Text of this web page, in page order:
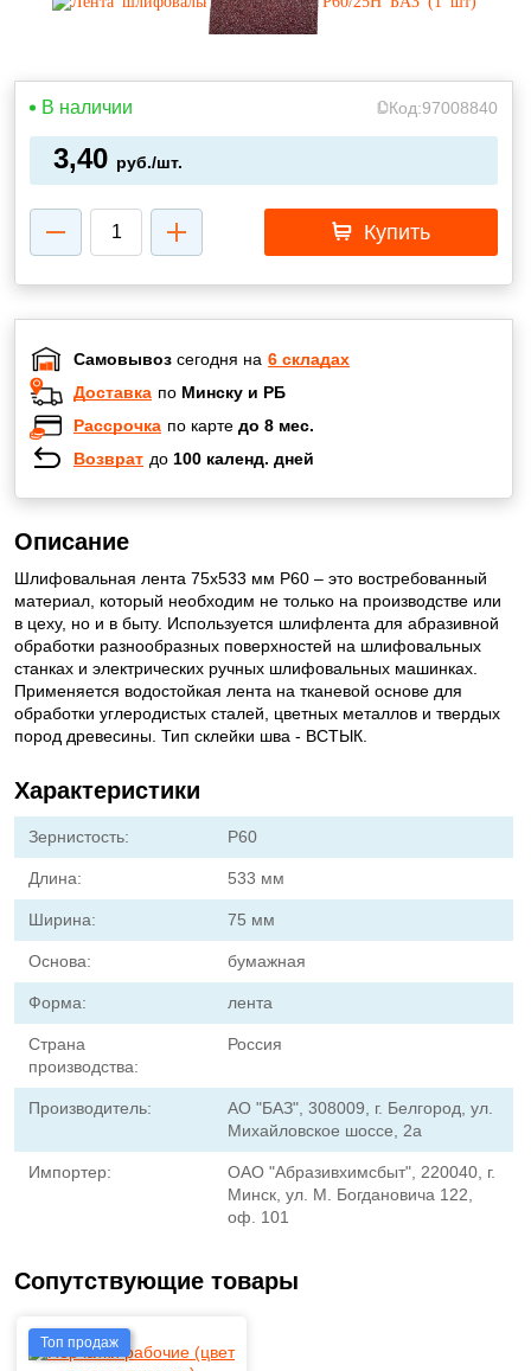
В наличии Код:97008840
3,40 руб./шт.
Купить
Самовывоз сегодня на 6 складах
Доставка по Минску и РБ
Рассрочка по карте до 8 мес.
Возврат до 100 календ. дней
Описание
Шлифовальная лента 75х533 мм Р60 – это востребованный
материал, который необходим не только на производстве или
в цеху, но и в быту. Используется шлифлента для абразивной
обработки разнообразных поверхностей на шлифовальных
станках и электрических ручных шлифовальных машинках.
Применяется водостойкая лента на тканевой основе для
обработки углеродистых сталей, цветных металлов и твердых
пород древесины. Тип склейки шва - ВСТЫК.
Характеристики
Зернистость: Р60
Длина: 533 мм
Ширина: 75 мм
Основа: бумажная
Форма: лента
Страна
производства:
Россия
Производитель:
АО "БАЗ", 308009, г. Белгород, ул.
Михайловское шоссе, 2а
Импортер:
ОАО "Абразивхимсбыт", 220040, г.
Минск, ул. М. Богдановича 122,
оф. 101
Сопутствующие товары
Топ продаж